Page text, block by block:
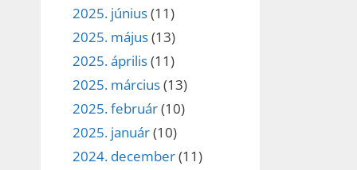
2025. június(11)
2025. május(13)
2025. április(11)
2025. március(13)
2025. február(10)
2025. január(10)
2024. december(11)